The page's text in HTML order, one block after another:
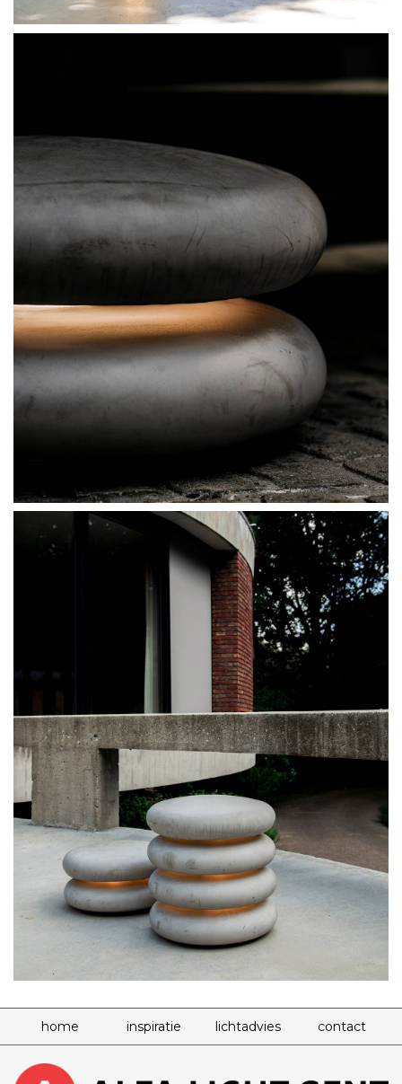
home inspiratie lichtadvies contact